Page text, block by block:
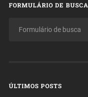
FORMULÁRIO DE BUSCA
ÚLTIMOS POSTS